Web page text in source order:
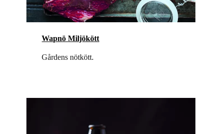
WapnöMiljökött
Gårdens nötkött.